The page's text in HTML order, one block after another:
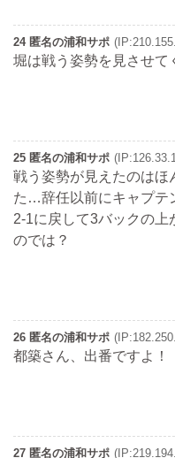
24 匿名の浦和サポ
堀は戦う姿勢を見させて
25 匿名の浦和サポ
戦う姿勢が見えたのはほ
た…辞任以前にキャプテ
2-1に戻して3バックの上
のでは？
26 匿名の浦和サポ
都築さん、出番ですよ！
27 匿名の浦和サポ